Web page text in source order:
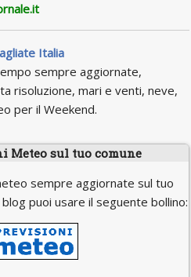
Italia
sempre aggiornate,
risoluzione, mari e venti, neve,
per il Weekend.
Meteo sul tuo comune
sempre aggiornate sul tuo
puoi usare il seguente bollino: